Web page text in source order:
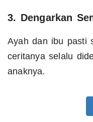
3. Dengarkan
Ayah dan ibu pasti
ceritanya selalu
anaknya.